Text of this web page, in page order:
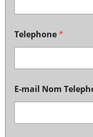
Telephone*
E-mail Nom